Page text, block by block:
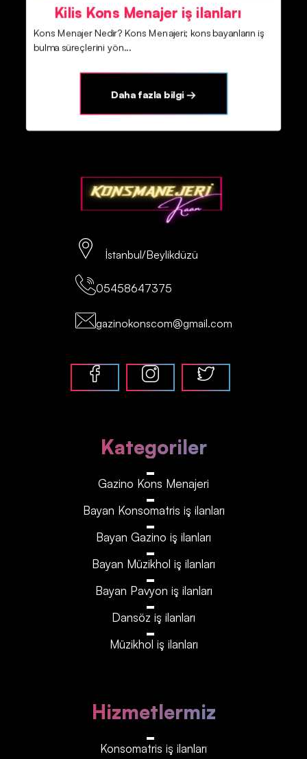
Kilis Kons Menajer iş ilanları
Kons Menajer Nedir? Kons Menajeri; kons bayanların iş
bulma süreçlerini yön...
Daha fazla bilgi →
İstanbul/Beylikdüzü
05458647375
gazinokonscom@gmail.com
Kategoriler
Gazino Kons Menajeri
Bayan Konsomatris iş ilanları
Bayan Gazino iş ilanları
Bayan Müzikhol iş ilanları
Bayan Pavyon iş ilanları
Dansöz iş ilanları
Müzikhol iş ilanları
Hizmetlermiz
Konsomatris iş ilanları